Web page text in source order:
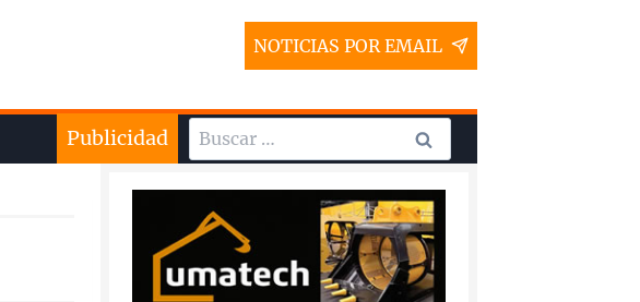
NOTICIAS POR EMAIL
Publicidad Buscar: